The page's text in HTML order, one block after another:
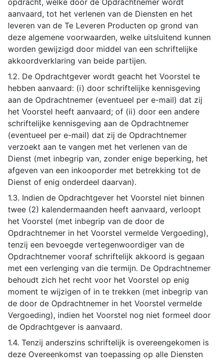
opdracht, welke door de Opdrachtnemer wordt
aanvaard, tot het verlenen van de Diensten en het
leveren van de Te Leveren Producten op grond van
deze algemene voorwaarden, welke uitsluitend kunnen
worden gewijzigd door middel van een schriftelijke
akkoordverklaring van beide partijen.
1.2. De Opdrachtgever wordt geacht het Voorstel te
hebben aanvaard: (i) door schriftelijke kennisgeving
aan de Opdrachtnemer (eventueel per e-mail) dat zij
het Voorstel heeft aanvaard; of (ii) door een andere
schriftelijke kennisgeving aan de Opdrachtnemer
(eventueel per e-mail) dat zij de Opdrachtnemer
verzoekt aan te vangen met het verlenen van de
Dienst (met inbegrip van, zonder enige beperking, het
afgeven van een inkooporder met betrekking tot de
Dienst of enig onderdeel daarvan).
1.3. Indien de Opdrachtgever het Voorstel niet binnen
twee (2) kalendermaanden heeft aanvaard, verloopt
het Voorstel (met inbegrip van de door de
Opdrachtnemer in het Voorstel vermelde Vergoeding),
tenzij een bevoegde vertegenwoordiger van de
Opdrachtnemer vooraf schriftelijk akkoord is gegaan
met een verlenging van die termijn. De Opdrachtnemer
behoudt zich het recht voor het Voorstel op enig
moment te wijzigen of in te trekken (met inbegrip van
de door de Opdrachtnemer in het Voorstel vermelde
Vergoeding), indien het Voorstel nog niet formeel door
de Opdrachtgever is aanvaard.
1.4. Tenzij anderszins schriftelijk is overeengekomen is
deze Overeenkomst van toepassing op alle Diensten